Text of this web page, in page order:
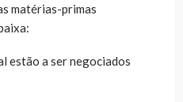
matérias-primas
a ser negociados